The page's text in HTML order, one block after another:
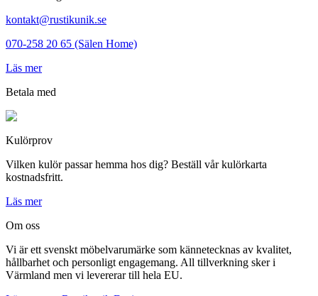
kontakt@rustikunik.se
070-258 20 65 (Sälen Home)
Läs mer
Betala med
Kulörprov
Vilken kulör passar hemma hos dig? Beställ vår kulörkarta
kostnadsfritt.
Läs mer
Om oss
Vi är ett svenskt möbelvarumärke som kännetecknas av kvalitet,
hållbarhet och personligt engagemang. All tillverkning sker i
Värmland men vi levererar till hela EU.